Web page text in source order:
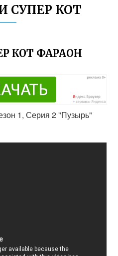
СУПЕР КОТ
КОТ ФАРАОН
1, Серия 2 "Пузырь"